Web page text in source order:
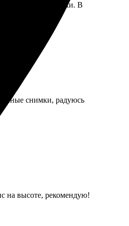
способ доставки. В
снимки, радуюсь
на высоте, рекомендую!